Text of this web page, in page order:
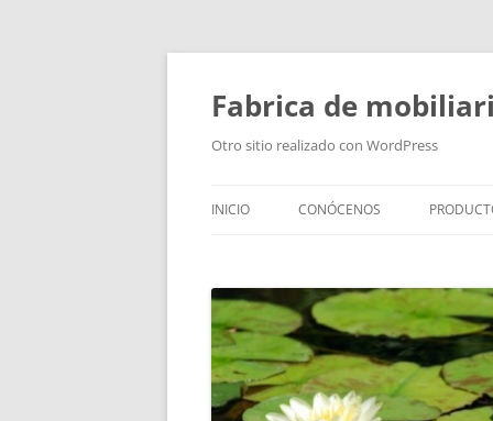
Fabrica de
Otro sitio realizado con WordPress
INICIO CONÓCENOS